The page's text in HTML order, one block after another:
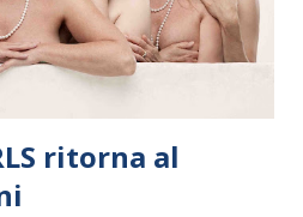
consulent...
ritorna al